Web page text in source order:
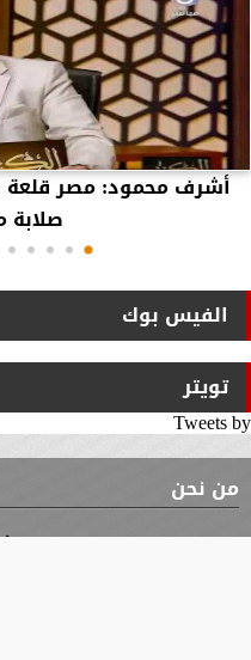
أشرف محمود: مصر قلعة
الفيس بوك
تويتر
Tweets by
من نحن